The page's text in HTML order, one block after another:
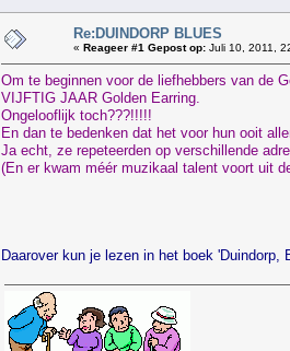
Re:DUINDORP BLUES
« Reageer #1 Gepost op: Juli 10, 2011,
Om te beginnen voor de liefhebbers van de
VIJFTIG JAAR Golden Earring.
Ongelooflijk toch???!!!!!
En dan te bedenken dat het voor hun ooit
Ja echt, ze repeteerden op verschillende
(En er kwam méér muzikaal talent voort uit
Daarover kun je lezen in het boek